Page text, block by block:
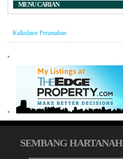
MENU CARIAN
Kalkulator Perumahan
SEMBANG HARTANAH